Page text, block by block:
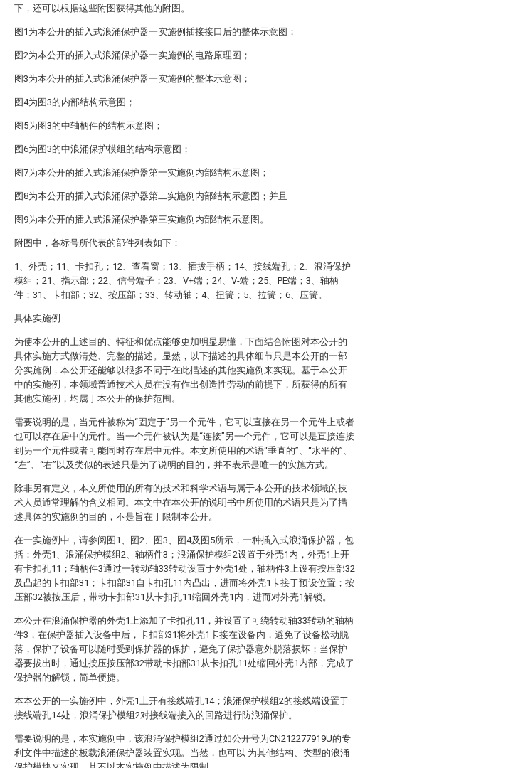
下，还可以根据这些附图获得其他的附图。
图1为本公开的插入式浪涌保护器一实施例插接接口后的整体示意图；
图2为本公开的插入式浪涌保护器一实施例的电路原理图；
图3为本公开的插入式浪涌保护器一实施例的整体示意图；
图4为图3的内部结构示意图；
图5为图3的中轴柄件的结构示意图；
图6为图3的中浪涌保护模组的结构示意图；
图7为本公开的插入式浪涌保护器第一实施例内部结构示意图；
图8为本公开的插入式浪涌保护器第二实施例内部结构示意图；并且
图9为本公开的插入式浪涌保护器第三实施例内部结构示意图。
附图中，各标号所代表的部件列表如下：
1、外壳；11、卡扣孔；12、查看窗；13、插拔手柄；14、接线端孔；2、浪涌保护
模组；21、指示部；22、信号端子；23、V+端；24、V-端；25、PE端；3、轴柄
件；31、卡扣部；32、按压部；33、转动轴；4、扭簧；5、拉簧；6、压簧。
具体实施例
为使本公开的上述目的、特征和优点能够更加明显易懂，下面结合附图对本公开的
具体实施方式做清楚、完整的描述。显然，以下描述的具体细节只是本公开的一部
分实施例，本公开还能够以很多不同于在此描述的其他实施例来实现。基于本公开
中的实施例，本领域普通技术人员在没有作出创造性劳动的前提下，所获得的所有
其他实施例，均属于本公开的保护范围。
需要说明的是，当元件被称为“固定于”另一个元件，它可以直接在另一个元件上或者
也可以存在居中的元件。当一个元件被认为是“连接”另一个元件，它可以是直接连接
到另一个元件或者可能同时存在居中元件。本文所使用的术语“垂直的”、“水平的”、
“左”、“右”以及类似的表述只是为了说明的目的，并不表示是唯一的实施方式。
除非另有定义，本文所使用的所有的技术和科学术语与属于本公开的技术领域的技
术人员通常理解的含义相同。本文中在本公开的说明书中所使用的术语只是为了描
述具体的实施例的目的，不是旨在于限制本公开。
在一实施例中，请参阅图1、图2、图3、图4及图5所示，一种插入式浪涌保护器，包
括：外壳1、浪涌保护模组2、轴柄件3；浪涌保护模组2设置于外壳1内，外壳1上开
有卡扣孔11；轴柄件3通过一转动轴33转动设置于外壳1处，轴柄件3上设有按压部32
及凸起的卡扣部31；卡扣部31自卡扣孔11内凸出，进而将外壳1卡接于预设位置；按
压部32被按压后，带动卡扣部31从卡扣孔11缩回外壳1内，进而对外壳1解锁。
本公开在浪涌保护器的外壳1上添加了卡扣孔11，并设置了可绕转动轴33转动的轴柄
件3，在保护器插入设备中后，卡扣部31将外壳1卡接在设备内，避免了设备松动脱
落，保护了设备可以随时受到保护器的保护，避免了保护器意外脱落损坏；当保护
器要拔出时，通过按压按压部32带动卡扣部31从卡扣孔11处缩回外壳1内部，完成了
保护器的解锁，简单便捷。
本本公开的一实施例中，外壳1上开有接线端孔14；浪涌保护模组2的接线端设置于
接线端孔14处，浪涌保护模组2对接线端接入的回路进行防浪涌保护。
需要说明的是，本实施例中，该浪涌保护模组2通过如公开号为CN212277919U的专
利文件中描述的板载浪涌保护器装置实现。当然，也可以 为其他结构、类型的浪涌